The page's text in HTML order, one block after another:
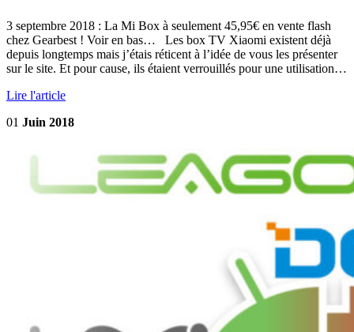
3 septembre 2018 : La Mi Box à seulement 45,95€ en vente flash
chez Gearbest ! Voir en bas… Les box TV Xiaomi existent déjà
depuis longtemps mais j’étais réticent à l’idée de vous les présenter
sur le site. Et pour cause, ils étaient verrouillés pour une utilisation…
Lire l'article
01 Juin 2018